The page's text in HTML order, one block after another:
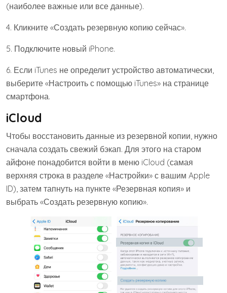
(наиболее важные или все данные).
4. Кликните «Создать резервную копию сейчас».
5. Подключите новый iPhone.
6. Если iTunes не определит устройство автоматически,
выберите «Настроить с помощью iTunes» на странице
смартфона.
iCloud
Чтобы восстановить данные из резервной копии, нужно
сначала создать свежий бэкап. Для этого на старом
айфоне понадобится войти в меню iCloud (самая
верхняя строка в разделе «Настройки» с вашим Apple
ID), затем тапнуть на пункте «Резервная копия» и
выбрать «Создать резервную копию».